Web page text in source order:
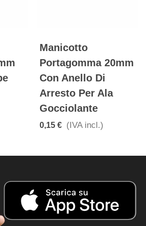
Manicotto
Portagomma 20mm
Con Anello Di
Arresto Per Ala
Gocciolante
0,15 € (IVA incl.)